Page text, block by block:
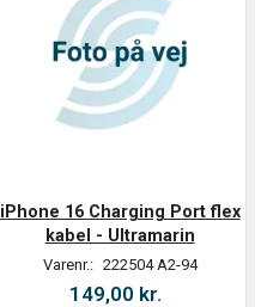
iPhone 16 Charging Port flex
kabel - Ultramarin
Varenr.: 222504 A2-94
149,00 kr.